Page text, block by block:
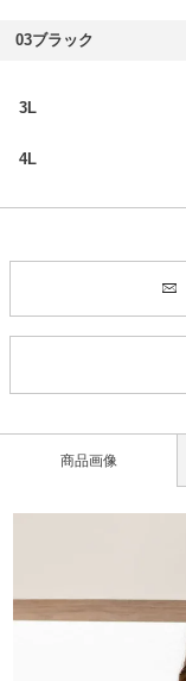
03ブラック
3L
4L
商品画像